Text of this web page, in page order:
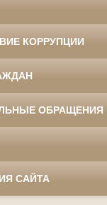
КОРРУПЦИИ
ОБРАЩЕНИЯ
САЙТА